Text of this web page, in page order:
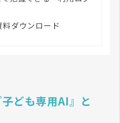
ダウンロード
ども専用AI』と